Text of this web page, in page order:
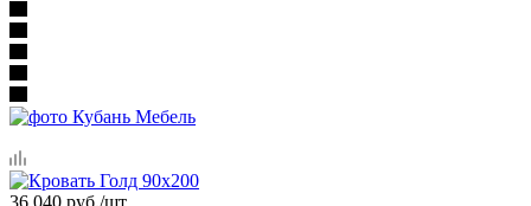
36 040 руб./шт